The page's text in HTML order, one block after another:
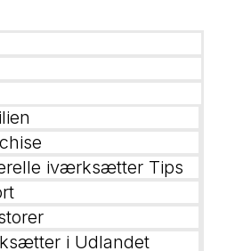
iværksætter Tips
i Udlandet